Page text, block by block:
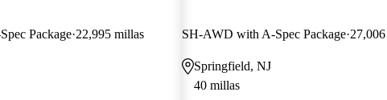
Package 22,995 millas SH-AWD with A-Spec Package
Springfield, NJ
40 millas